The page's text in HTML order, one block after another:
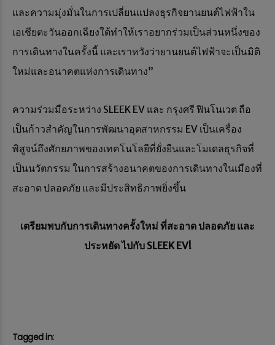
และความมุ่งมั่นในการเปลี่ยนแปลงธุรกิจยานยนต์ไฟฟ้าใน
เอเชียตะวันออกเฉียงใต้ทำให้เราอยากร่วมเป็นส่วนหนึ่งของ
การเดินทางในครั้งนี้ และเราหวังว่ายานยนต์ไฟฟ้าจะเป็นมิติ
ใหม่และอนาคตแห่งการเดินทาง”
ความร่วมมือระหว่าง SLEEK EV และ กรุงศรี ฟินโนเวต ถือ
เป็นก้าวสำคัญในการพัฒนาอุตสาหกรรม EV เป็นเครื่อง
พิสูจน์ถึงศักยภาพของเทคโนโลยีที่ยั่งยืนและโมเดลธุรกิจที่
เป็นนวัตกรรม ในการสร้างอนาคตของการเดินทางในเมืองที่
สะอาด ปลอดภัย และมีประสิทธิภาพยิ่งขึ้น
เตรียมพบกับการเดินทางครั้งใหม่ ที่สะอาด ปลอดภัย และ
ประหยัด ไปกับ SLEEK EV!
Tagged in: